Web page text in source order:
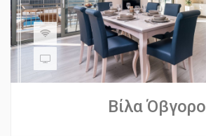
Βίλα Όβγορο